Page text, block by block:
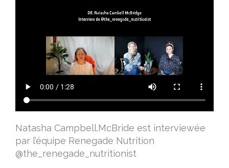
Natasha Campbell.McBride est interviewée
par l’équipe Renegade Nutrition
@the_renegade_nutritionist